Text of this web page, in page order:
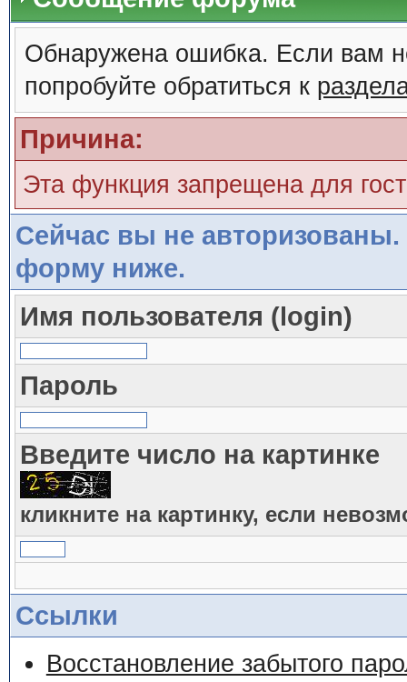
Обнаружена ошибка. Если вам
попробуйте обратиться к
Причина:
Эта функция запрещена для
Сейчас вы не авторизованы.
форму ниже.
Имя пользователя (login)
Пароль
Введите число на картинке
кликните на картинку, если
Ссылки
Восстановление забытого